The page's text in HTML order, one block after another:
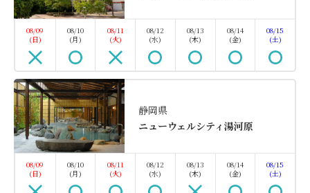
「たまには自分たちへのご褒美を。」忙しい日常を離
れ、気の置けない友人と海を眺めながら過ごす休
日。最新の美容アイテムで自分を磨き、美味しい料理
に舌鼓を打つ。「心身の充実」を叶えるワンランク上
の滞在を提案します。
空室なし
08/09
(日)
08/10
(月)
08/11
(火)
08/12
(水)
08/13
(木)
08/14
(金)
08/15
(土)
静岡県
ニューウェルシティ湯河原
08/09
(日)
08/10
(月)
08/11
(火)
08/12
(水)
08/13
(木)
08/14
(金)
08/15
(土)